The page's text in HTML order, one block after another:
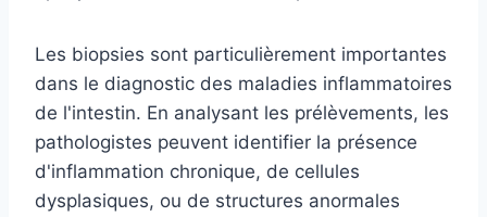
Les biopsies sont particulièrement importantes
dans le diagnostic des maladies inflammatoires
de l'intestin. En analysant les prélèvements, les
pathologistes peuvent identifier la présence
d'inflammation chronique, de cellules
dysplasiques, ou de structures anormales